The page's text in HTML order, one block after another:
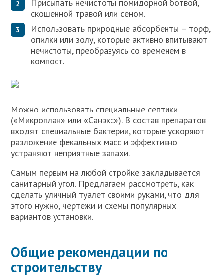
Присыпать нечистоты помидорной ботвой,
скошенной травой или сеном.
Использовать природные абсорбенты – торф,
опилки или золу, которые активно впитывают
нечистоты, преобразуясь со временем в
компост.
Можно использовать специальные септики
(«Микроплан» или «Санэкс»). В состав препаратов
входят специальные бактерии, которые ускоряют
разложение фекальных масс и эффективно
устраняют неприятные запахи.
Самым первым на любой стройке закладывается
санитарный угол. Предлагаем рассмотреть, как
сделать уличный туалет своими руками, что для
этого нужно, чертежи и схемы популярных
вариантов установки.
Общие рекомендации по
строительству